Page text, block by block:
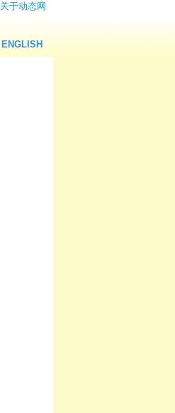
关于动态网
ENGLISH